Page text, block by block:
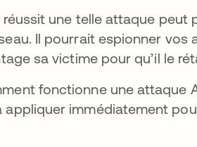
une telle attaque peut
Il pourrait espionner vos
sa victime pour qu’il le
fonctionne une attaque
immédiatement